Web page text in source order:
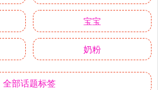
宝宝
奶粉
全部话题标签